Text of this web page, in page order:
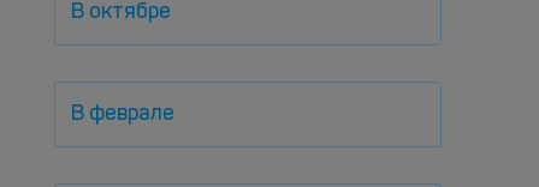
В октябре
В феврале